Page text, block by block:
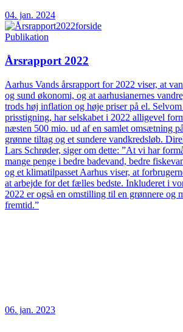
04. jan. 2024
Publikation
Årsrapport 2022
Aarhus Vands årsrapport for 2022 viser, at
og sund økonomi, og at aarhusianernes
trods høj inflation og høje priser på el.
prisstigning, har selskabet i 2022 alligevel
næsten 500 mio. ud af en samlet omsætning
grønne tiltag og et sundere vandkredsløb.
Lars Schrøder, siger om dette: ”At vi har
mange penge i bedre badevand, bedre
og et klimatilpasset Aarhus viser, at
at arbejde for det fælles bedste. Inkluderet i
2022 er også en omstilling til en grønnere og
fremtid.”
06. jan. 2023